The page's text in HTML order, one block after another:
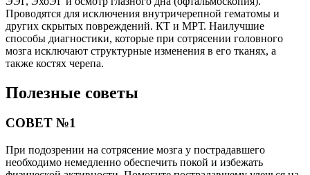
Проводятся для исключения внутричерепной гематомы и
других скрытых повреждений. КТ и МРТ. Наилучшие
способы диагностики, которые при сотрясении головного
мозга исключают структурные изменения в его тканях, а
также костях черепа.
Полезные советы
СОВЕТ №1
При подозрении на сотрясение мозга у пострадавшего
необходимо немедленно обеспечить покой и избежать